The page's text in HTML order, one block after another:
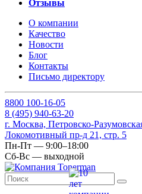
Отзывы
О компании
Качество
Новости
Блог
Контакты
Письмо директору
8800 100-16-05
8 (495) 940-63-20
г. Москва, Петровско-
Локомотивный пр-д 21, стр. 5
Пн-Пт — 9:00–18:00
Сб-Вс — выходной